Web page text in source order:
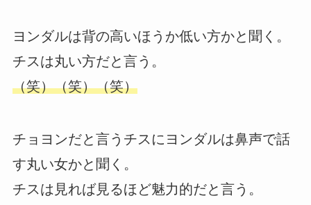
ヨンダルは背の高いほうか低い方かと聞く。
チスは丸い方だと言う。
（笑）（笑）（笑）
チョヨンだと言うチスにヨンダルは鼻声で話
す丸い女かと聞く。
チスは見れば見るほど魅力的だと言う。